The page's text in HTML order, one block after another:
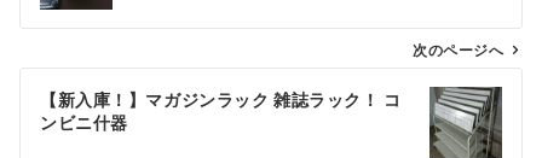
次のページへ
【新入庫！】マガジンラック 雑誌ラック！ コ
ンビニ什器